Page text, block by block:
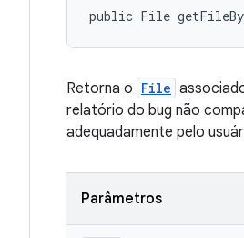
public File
Retorna o File
relatório do bug não
adequadamente pelo
Parâmetros